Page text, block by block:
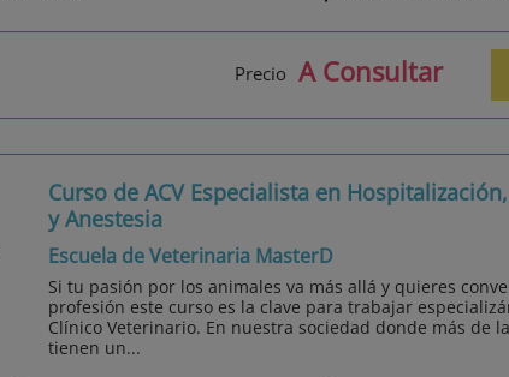
Precio A Consultar
Curso de ACV Especialista en
y Anestesia
Escuela de Veterinaria MasterD
Si tu pasión por los animales va más allá y quieres
profesión este curso es la clave para trabajar
Clínico Veterinario. En nuestra sociedad donde más de
tienen un...